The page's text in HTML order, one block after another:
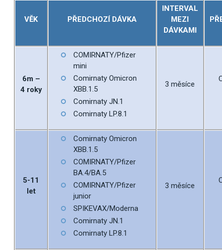
VĚK PŘEDCHOZÍ DÁVKA
INTERVAL
MEZI
DÁVKAMI
6m –
4 roky
COMIRNATY/Pfizer
mini
Comirnaty Omicron
XBB.1.5
Comirnaty JN.1
Comirnaty LP.8.1
3 měsíce
5-11
let
Comirnaty Omicron
XBB.1.5
COMIRNATY/Pfizer
BA.4/BA.5
COMIRNATY/Pfizer
junior
SPIKEVAX/Moderna
Comirnaty JN.1
Comirnaty LP.8.1
3 měsíce